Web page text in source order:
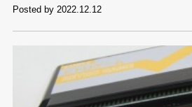
Posted by 2022.12.12